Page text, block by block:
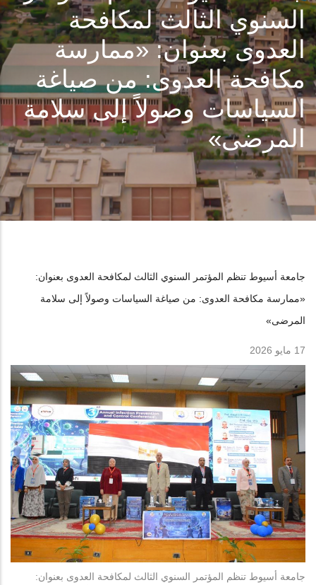
السنوي الثالث لمكافحة
العدوى بعنوان: «ممارسة
مكافحة العدوى: من صياغة
السياسات وصولاً إلى سلامة
المرضى»
جامعة أسيوط تنظم المؤتمر السنوي الثالث لمكافحة العدوى بعنوان:
«ممارسة مكافحة العدوى: من صياغة السياسات وصولاً إلى سلامة
المرضى»
17 مايو 2026
جامعة أسيوط تنظم المؤتمر السنوي الثالث لمكافحة العدوى بعنوان: